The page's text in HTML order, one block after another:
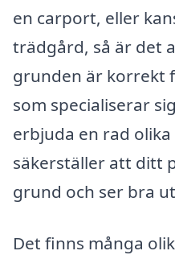
en carport, eller
trädgård, så är det
grunden är korrekt
som specialiserar
erbjuda en rad
säkerställer att ditt
grund och ser bra
Det finns många